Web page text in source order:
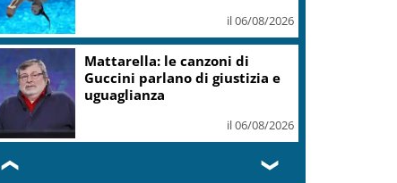
il 06/08/2026
Mattarella: le canzoni di
Guccini parlano di giustizia e
uguaglianza
il 06/08/2026
❮ ❯